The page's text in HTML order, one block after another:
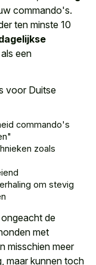
commando's.
ten minste 10
als een
voor Duitse
commando's
zoals
om stevig
de
met
misschien meer
maar kunnen toch